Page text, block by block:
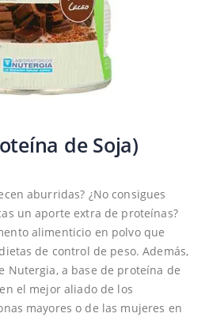
de Soja)
aburridas? ¿No consigues
un aporte extra de proteínas?
alimenticio en polvo que
de control de peso. Además,
Nutergia, a base de proteína de
el mejor aliado de los
mayores o de las mujeres en